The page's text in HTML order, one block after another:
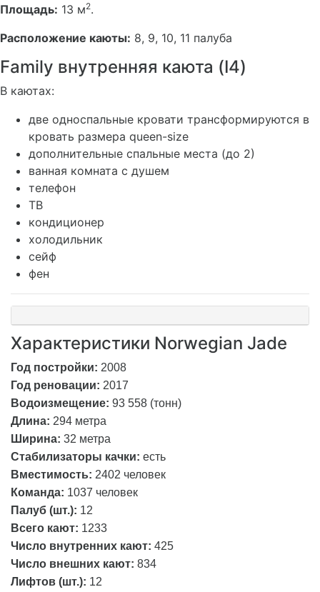
Площадь: 13 м2.
Расположение каюты: 8, 9, 10, 11 палуба
Family внутренняя каюта (I4)
В каютах:
две односпальные кровати трансформируются в
кровать размера queen-size
дополнительные спальные места (до 2)
ванная комната с душем
телефон
ТВ
кондиционер
холодильник
сейф
фен
Характеристики Norwegian Jade
Год постройки: 2008
Год реновации: 2017
Водоизмещение: 93 558 (тонн)
Длина: 294 метра
Ширина: 32 метра
Стабилизаторы качки: есть
Вместимость: 2402 человек
Команда: 1037 человек
Палуб (шт.): 12
Всего кают: 1233
Число внутренних кают: 425
Число внешних кают: 834
Лифтов (шт.): 12